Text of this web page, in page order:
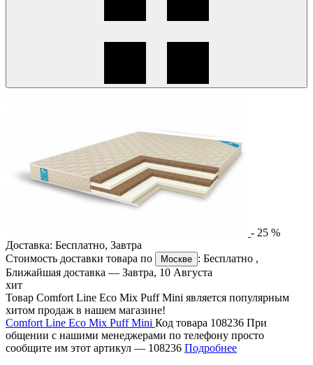
- 25 %
Доставка: Бесплатно, Завтра
Стоимость доставки товара по
Москве : Бесплатно ,
Ближайшая доставка — Завтра, 10 Августа
хит
Товар Comfort Line Eco Mix Puff Mini является популярным
хитом продаж в нашем магазине!
Comfort Line Eco Mix Puff Mini Код товара 108236 При
общении с нашими менеджерами по телефону просто
сообщите им этот артикул — 108236 Подробнее